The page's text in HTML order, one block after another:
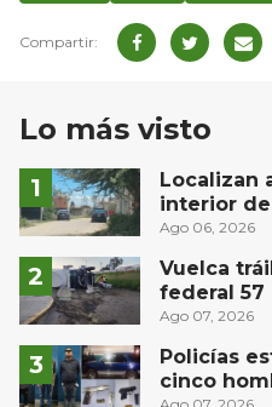
Lo más visto
Localizan
interior
Ago 06, 2026
Vuelca
federal 57
derrame
Ago 07, 2026
Policías
cinco